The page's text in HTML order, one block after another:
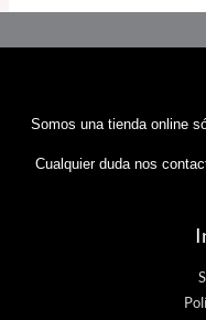
Somos una tienda online
Cualquier duda nos